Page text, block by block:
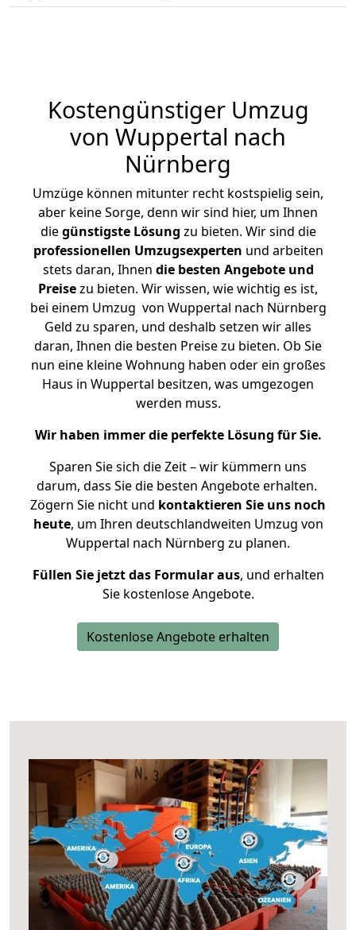
Kostengünstiger Umzug
von Wuppertal nach
Nürnberg
Umzüge können mitunter recht kostspielig sein,
aber keine Sorge, denn wir sind hier, um Ihnen
diegünstigste Lösung zu bieten. Wir sind die
professionellen Umzugsexperten und arbeiten
stets daran, Ihnen die besten Angebote und
Preisezu bieten. Wir wissen, wie wichtig es ist,
bei einem Umzug von Wuppertal nach Nürnberg
Geld zu sparen, und deshalb setzen wir alles
daran, Ihnen die besten Preise zu bieten. Ob Sie
nun eine kleine Wohnung haben oder ein großes
Haus in Wuppertal besitzen, was umgezogen
werden muss.
Wir haben immer die perfekte Lösung für Sie.
Sparen Sie sich die Zeit – wir kümmern uns
darum, dass Sie die besten Angebote erhalten.
Zögern Sie nicht und kontaktieren Sie uns noch
heute, um Ihren deutschlandweiten Umzug von
Wuppertal nach Nürnberg zu planen.
Füllen Sie jetzt das Formular aus, und erhalten
Sie kostenlose Angebote.
Kostenlose Angebote erhalten